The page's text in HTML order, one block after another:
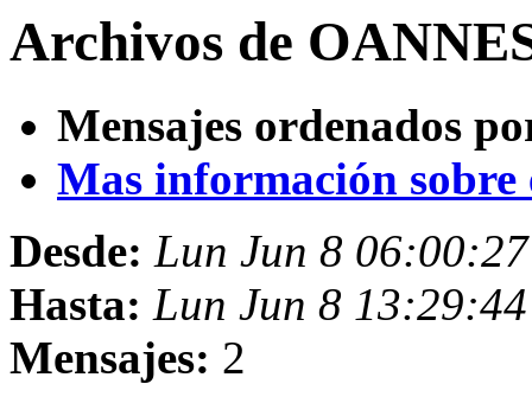
Archivos de
Mensajes ordenados
Mas información sobre
Desde: Lun Jun 8
Hasta: Lun Jun 8
Mensajes: 2